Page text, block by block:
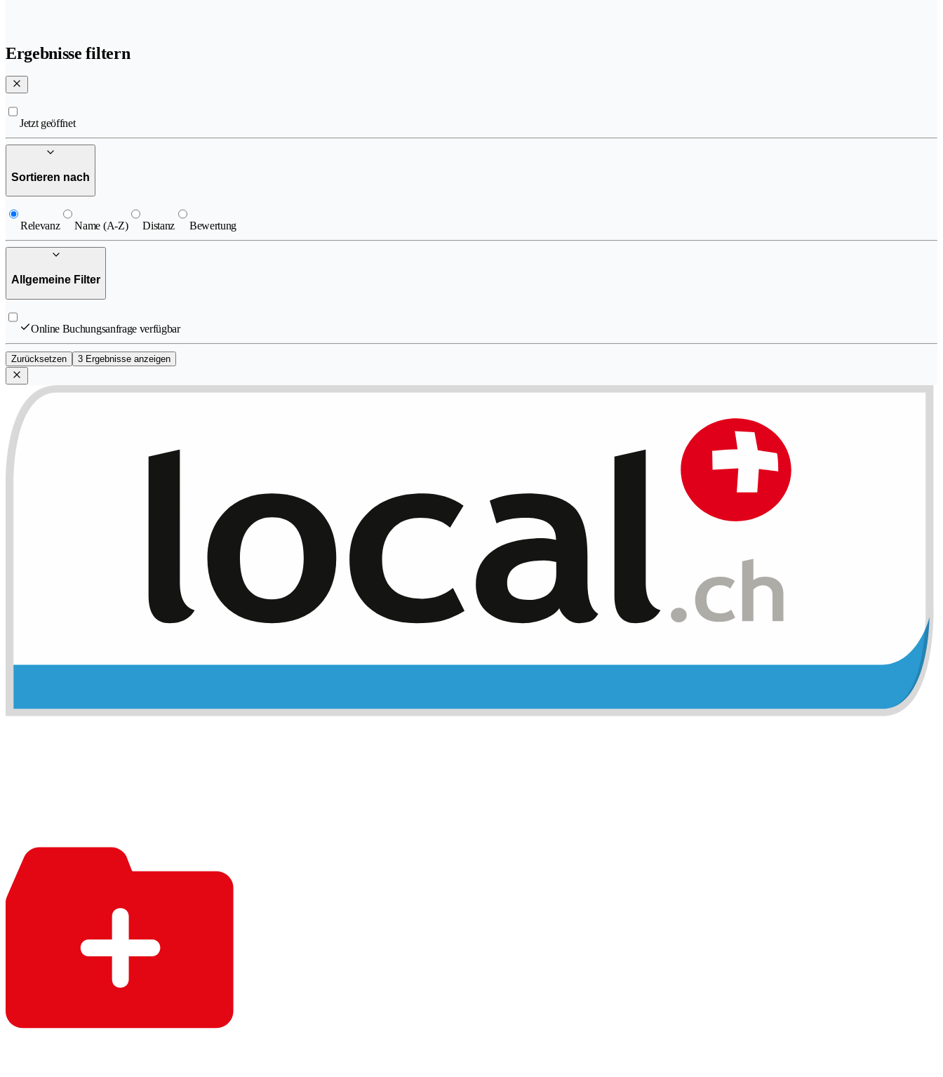
Ergebnisse filtern
Jetzt geöffnet
Sortieren nach
Relevanz Name (A-Z) Distanz Bewertung
Allgemeine Filter
Online Buchungsanfrage verfügbar
Zurücksetzen 3 Ergebnisse anzeigen